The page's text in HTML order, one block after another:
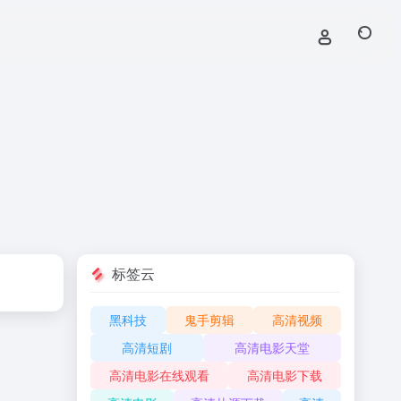
标签云
黑科技 鬼手剪辑
高清视频
高清短剧
高清电影天堂
高清电影在线观看
高清电影下载